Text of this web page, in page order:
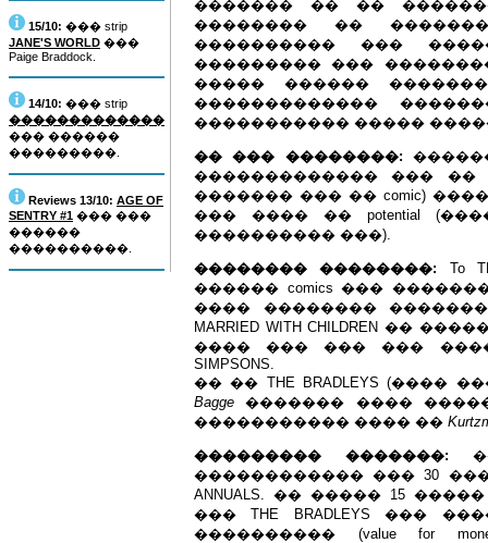
15/10: ��� strip
JANE'S WORLD ���
Paige Braddock.
14/10: ��� strip
�������������
��� ������
���������.
Reviews 13/10: AGE OF
SENTRY #1 ��� ���
������
����������.
������� �� ��
�������� ��
���������� ���
��������� ���
����� ������
�������������
����������� �����
�� ��� ��������:
������������� ��� ��
������� ��� �� comic)
��� ���� �� potential
���������� ���).
�������� ��������: To
������ comics ���
���� ��������
MARRIED WITH CHILDREN
���� ��� ��� ���
SIMPSONS.
�� �� THE BRADLEYS
Bagge ������� ����
����������� ���� ��
��������� �������:
������������ ��� 30
ANNUALS. �� ����� 15
��� THE BRADLEYS ���
���������� (value for